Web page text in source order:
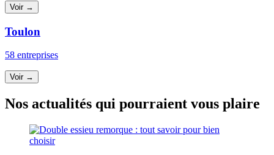
Voir →
Toulon
58 entreprises
Voir →
Nos actualités qui pourraient vous plaire